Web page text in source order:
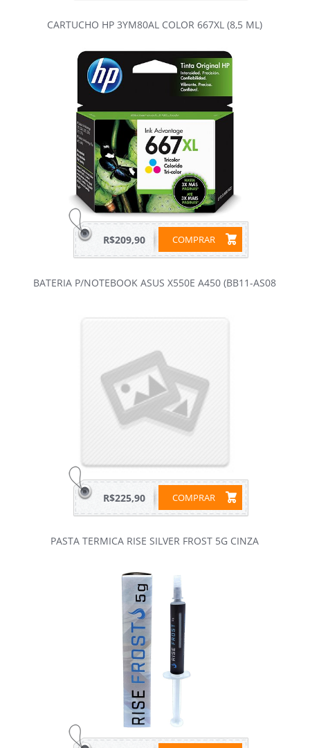
CARTUCHO HP 3YM80AL COLOR 667XL (8,5 ML)
COMPRAR
R$209,90
BATERIA P/NOTEBOOK ASUS X550E A450 (BB11-AS08
COMPRAR
R$225,90
PASTA TERMICA RISE SILVER FROST 5G CINZA